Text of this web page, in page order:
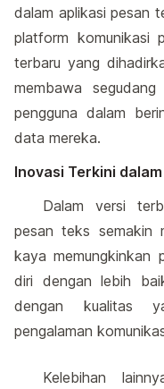
dalam aplikasi pesan
platform komunikasi
terbaru yang
membawa
pengguna dalam
data mereka.
Inovasi Terkini
Dalam versi
pesan teks semakin
kaya memungkinkan
diri dengan lebih
dengan kualitas
pengalaman
Kelebihan